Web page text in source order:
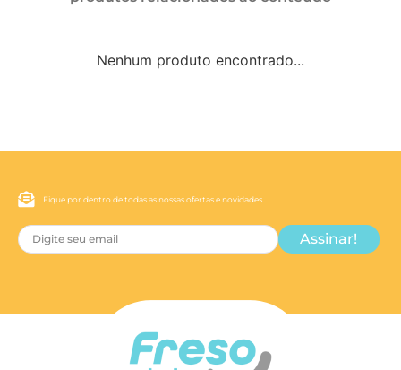
Nenhum produto encontrado...
Fique por dentro de todas as nossas ofertas e novidades
Assinar!